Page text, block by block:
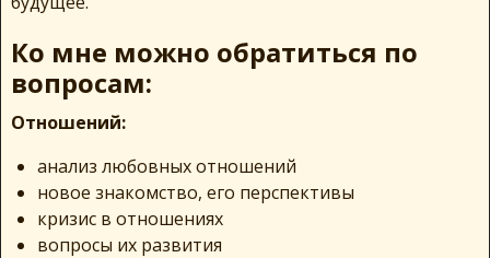
Ко мне можно обратиться по
вопросам:
Отношений:
анализ любовных отношений
новое знакомство, его перспективы
кризис в отношениях
вопросы их развития